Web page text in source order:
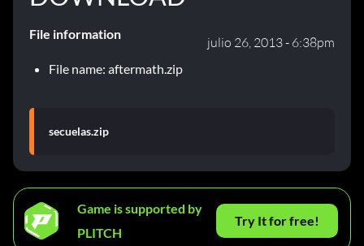
File information
julio 26, 2013 - 6:38pm
File name: aftermath.zip
secuelas.zip
Game is supported by
PLITCH
Try It for free!